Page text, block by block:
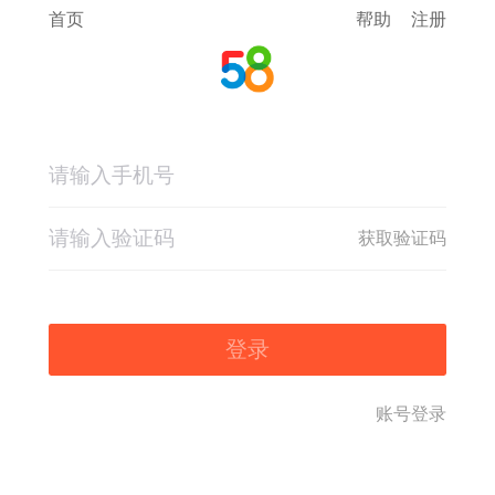
首页 帮助 注册
获取验证码
登录
账号登录